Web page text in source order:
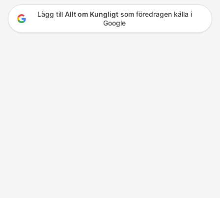
Lägg till Allt om Kungligtsom föredragen källa i
Google